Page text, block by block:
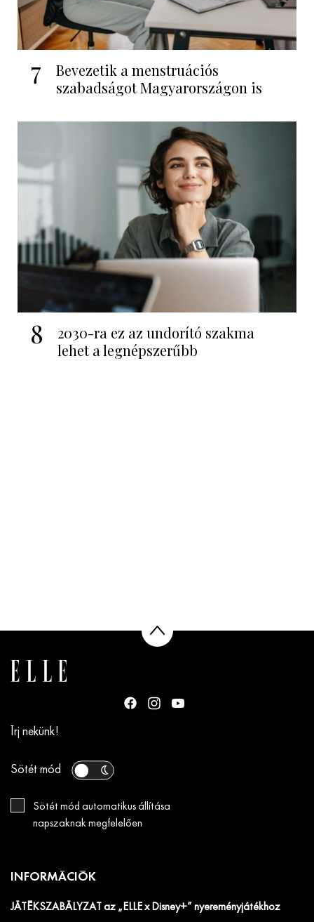
7
Bevezetik a menstruációs
szabadságot Magyarországon is
8
2030-ra ez az undorító szakma
lehet a legnépszerűbb
Írj nekünk!
Sötét mód
Sötét mód automatikus állítása
napszaknak megfelelően
INFORMÁCIÓK
JÁTÉKSZABÁLYZAT az „ELLE x Disney+” nyereményjátékhoz